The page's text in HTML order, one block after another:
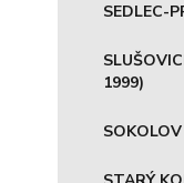
SEDLEC-
1999)
SOKOLOV